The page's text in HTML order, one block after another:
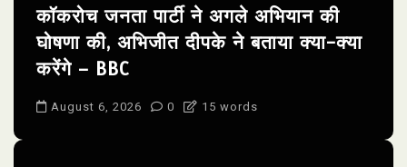
कॉकरोच जनता पार्टी ने अगले अभियान की
घोषणा की, अभिजीत दीपके ने बताया क्या-क्या
करेंगे – BBC
August 6, 2026 0 15 words